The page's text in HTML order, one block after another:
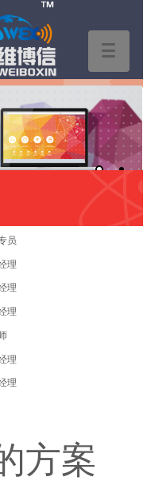
员
理
理
理
理
理
方案